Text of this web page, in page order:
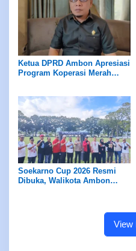
Ketua DPRD Ambon Apresiasi
Program Koperasi Merah
Masyarakat
Soekarno Cup 2026 Resmi
Dibuka, Walikota Ambon
View